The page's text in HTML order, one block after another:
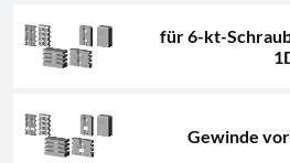
für 6-kt-
Gewinde